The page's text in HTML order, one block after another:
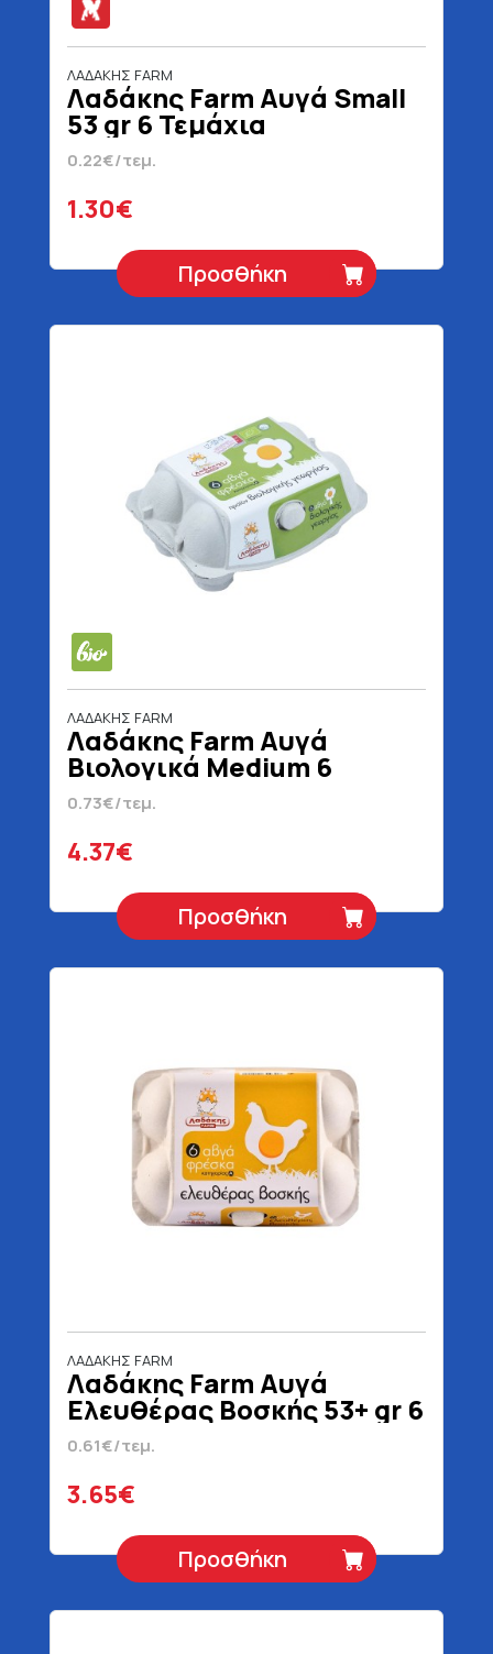
ΛΑΔΑΚΗΣ FARM
Λαδάκης Farm Αυγά Small
53 gr 6 Τεμάχια
0.22€/τεμ.
1.30€
Προσθήκη
ΛΑΔΑΚΗΣ FARM
Λαδάκης Farm Αυγά
Βιολογικά Medium 6
Τεμάχια
0.73€/τεμ.
4.37€
Προσθήκη
ΛΑΔΑΚΗΣ FARM
Λαδάκης Farm Αυγά
Ελευθέρας Βοσκής 53+ gr 6
Τεμάχια
0.61€/τεμ.
3.65€
Προσθήκη